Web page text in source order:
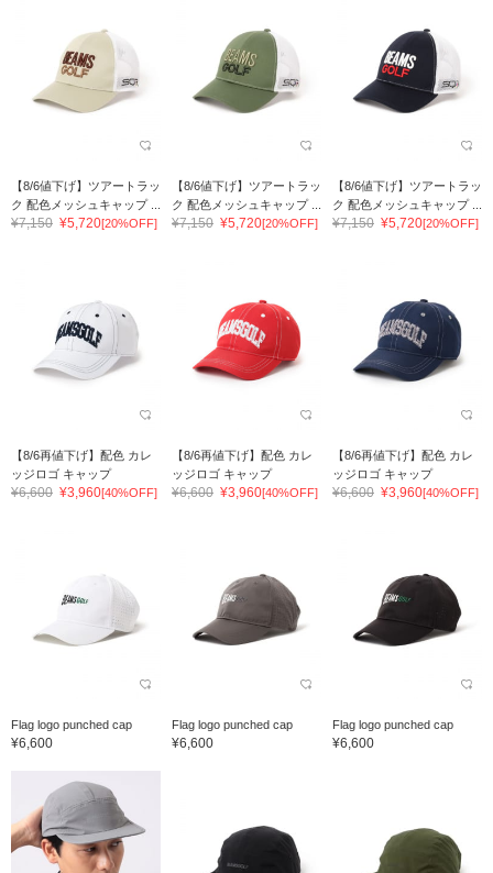
【8/6値下げ】ツアートラッ
ク 配色メッシュキャップ ...
¥7,150 ¥5,720[20%OFF]
【8/6値下げ】ツアートラッ
ク 配色メッシュキャップ ...
¥7,150 ¥5,720[20%OFF]
【8/6値下げ】ツアートラッ
ク 配色メッシュキャップ ...
¥7,150 ¥5,720[20%OFF]
【8/6再値下げ】配色 カレ
ッジロゴ キャップ
¥6,600 ¥3,960[40%OFF]
【8/6再値下げ】配色 カレ
ッジロゴ キャップ
¥6,600 ¥3,960[40%OFF]
【8/6再値下げ】配色 カレ
ッジロゴ キャップ
¥6,600 ¥3,960[40%OFF]
Flag logo punched cap
¥6,600
Flag logo punched cap
¥6,600
Flag logo punched cap
¥6,600